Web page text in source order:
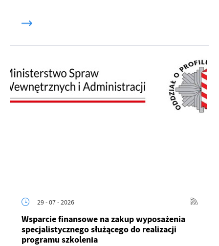
29 - 07 - 2026
Wsparcie finansowe na zakup wyposażenia
specjalistycznego służącego do realizacji
programu szkolenia